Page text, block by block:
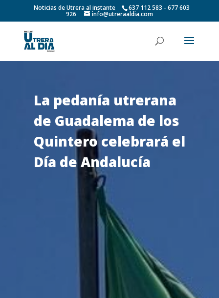
Noticias de Utrera al instante 637 112 583 - 677 603
926 info@utreraaldia.com
La pedanía utrerana
de Guadalema de los
Quintero celebrará el
Día de Andalucía